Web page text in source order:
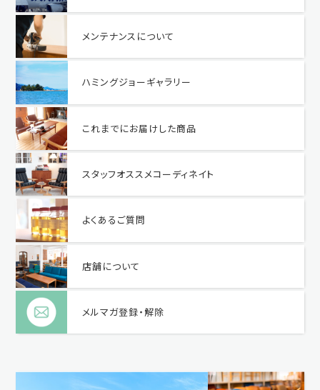
メンテナンスについて
ハミングジョーギャラリー
これまでにお届けした商品
スタッフオススメコーディネイト
よくあるご質問
店舗について
メルマガ登録・解除